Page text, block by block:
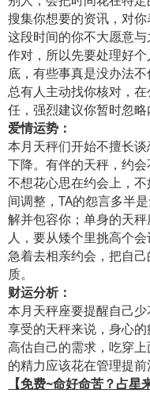
搜集你想要的资讯，对
这段时间的你不大愿意
作对，所以先要处理好
底，有些事真是没办法
总有人主动找你核对，
任，强烈建议你暂时忽略
爱情运势：
本月天秤们开始不擅长
下降。有伴的天秤，约
不想花心思在约会上，
间调整，TA的怨言多半
解并包容你；单身的天
人，要从矮个里挑高个
急着去相亲约会，把自
质。
财运分析：
本月天秤座要提醒自己
享受的天秤来说，身心
高估自己的需求，吃穿
的精力应该花在管理提前
【免费~命好命苦？占星